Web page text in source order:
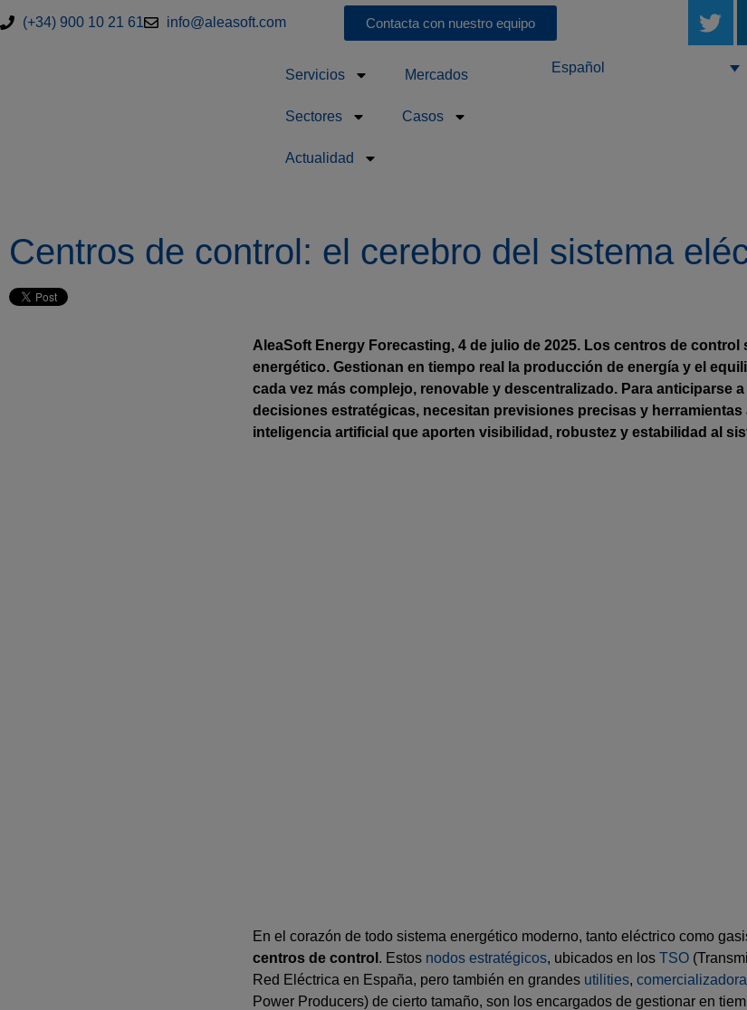
(+34) 900 10 21 61 info@aleasoft.com Contacta con nuestro equipo
Servicios Mercados
Sectores Casos
Actualidad
Español
Centros de control: el cerebro del sistema
AleaSoft Energy Forecasting, 4 de julio de 2025. Los centros de control
energético. Gestionan en tiempo real la producción de energía y el
cada vez más complejo, renovable y descentralizado. Para anticiparse
decisiones estratégicas, necesitan previsiones precisas y herramientas
inteligencia artificial que aporten visibilidad, robustez y estabilidad al
En el corazón de todo sistema energético moderno, tanto eléctrico como
centros de control . Estos nodos estratégicos, ubicados en los TSO
Red Eléctrica en España, pero también en grandes utilities,
Power Producers) de cierto tamaño, son los encargados de gestionar en